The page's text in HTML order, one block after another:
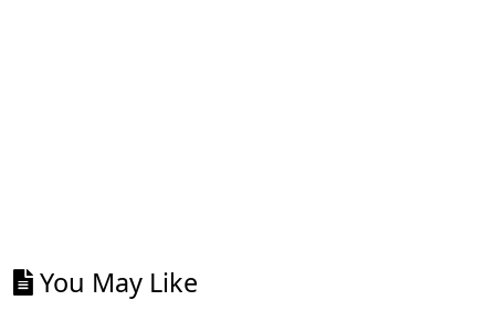
You May Like